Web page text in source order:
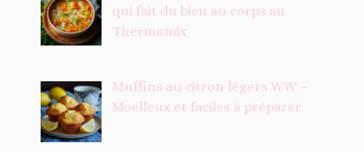
qui fait du bien au corps au
Thermomix
Muffins au citron légers WW –
Moelleux et faciles à préparer